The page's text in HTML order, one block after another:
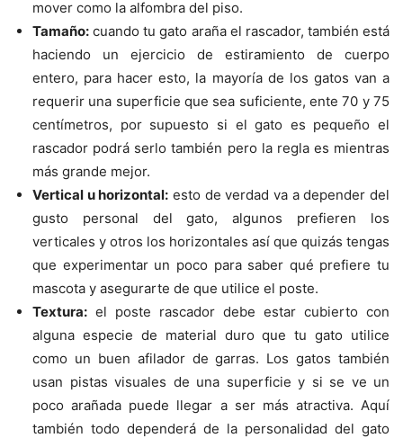
mover como la alfombra del piso.
Tamaño: cuando tu gato araña el rascador, también está
haciendo un ejercicio de estiramiento de cuerpo
entero, para hacer esto, la mayoría de los gatos van a
requerir una superficie que sea suficiente, ente 70 y 75
centímetros, por supuesto si el gato es pequeño el
rascador podrá serlo también pero la regla es mientras
más grande mejor.
Vertical u horizontal: esto de verdad va a depender del
gusto personal del gato, algunos prefieren los
verticales y otros los horizontales así que quizás tengas
que experimentar un poco para saber qué prefiere tu
mascota y asegurarte de que utilice el poste.
Textura: el poste rascador debe estar cubierto con
alguna especie de material duro que tu gato utilice
como un buen afilador de garras. Los gatos también
usan pistas visuales de una superficie y si se ve un
poco arañada puede llegar a ser más atractiva. Aquí
también todo dependerá de la personalidad del gato